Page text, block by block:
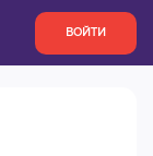
ВОЙТИ